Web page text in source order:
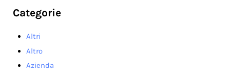
Categorie
Altri
Altro
Azienda